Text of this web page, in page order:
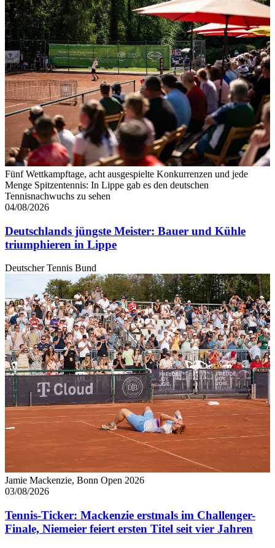
Fünf Wettkampftage, acht ausgespielte Konkurrenzen und jede
Menge Spitzentennis: In Lippe gab es den deutschen
Tennisnachwuchs zu sehen
04/08/2026
Deutschlands jüngste Meister: Bauer und Kühle
triumphieren in Lippe
Deutscher Tennis Bund
Jamie Mackenzie, Bonn Open 2026
03/08/2026
Tennis-Ticker: Mackenzie erstmals im Challenger-
Finale, Niemeier feiert ersten Titel seit vier Jahren